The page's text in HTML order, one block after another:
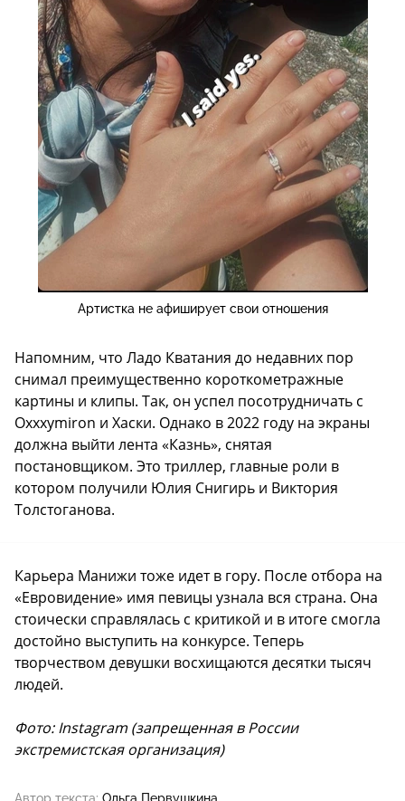
Артистка не афиширует свои отношения
Напомним, что Ладо Кватания до недавних пор
снимал преимущественно короткометражные
картины и клипы. Так, он успел посотрудничать с
Oxxxymiron и Хаски. Однако в 2022 году на экраны
должна выйти лента «Казнь», снятая
постановщиком. Это триллер, главные роли в
котором получили Юлия Снигирь и Виктория
Толстоганова.
Карьера Манижи тоже идет в гору. После отбора на
«Евровидение» имя певицы узнала вся страна. Она
стоически справлялась с критикой и в итоге смогла
достойно выступить на конкурсе. Теперь
творчеством девушки восхищаются десятки тысяч
людей.
Фото: Instagram (запрещенная в России
экстремистская организация)